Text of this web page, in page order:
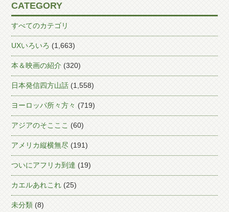
CATEGORY
すべてのカテゴリ
UXいろいろ (1,663)
本＆映画の紹介 (320)
日本発信四方山話 (1,558)
ヨーロッパ所々方々 (719)
アジアのそこここ (60)
アメリカ縦横無尽 (191)
ついにアフリカ到達 (19)
カエルあれこれ (25)
未分類 (8)